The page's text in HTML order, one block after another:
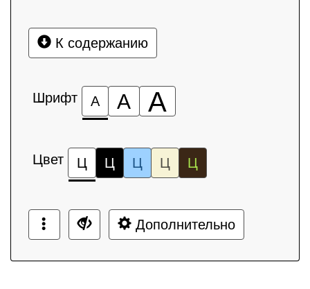
К содержанию
Шрифт А А А
Цвет Ц Ц Ц Ц Ц
Дополнительно